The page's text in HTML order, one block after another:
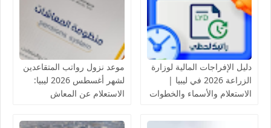
دليل الإفراجات المالية لوزارة
الزراعة 2026 في ليبيا |
الاستعلام والأسماء والخطوات
موعد نزول رواتب المتقاعدين
لشهر أغسطس 2026 ليبيا:
الاستعلام عن المعاش